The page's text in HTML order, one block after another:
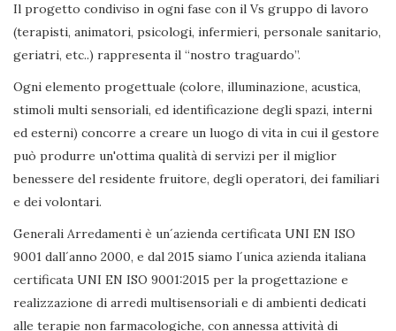
Il progetto condiviso in ogni fase con il Vs gruppo di lavoro
(terapisti, animatori, psicologi, infermieri, personale sanitario,
geriatri, etc..) rappresenta il “nostro traguardo”.
Ogni elemento progettuale (colore, illuminazione, acustica,
stimoli multi sensoriali, ed identificazione degli spazi, interni
ed esterni) concorre a creare un luogo di vita in cui il gestore
può produrre un'ottima qualità di servizi per il miglior
benessere del residente fruitore, degli operatori, dei familiari
e dei volontari.
Generali Arredamenti è un´azienda certificata UNI EN ISO
9001 dall´anno 2000, e dal 2015 siamo l´unica azienda italiana
certificata UNI EN ISO 9001:2015 per la progettazione e
realizzazione di arredi multisensoriali e di ambienti dedicati
alle terapie non farmacologiche, con annessa attività di